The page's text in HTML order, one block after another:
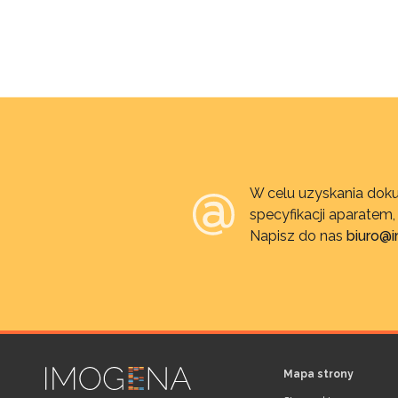
W celu uzyskania
specyfikacji
Napisz do nas
Mapa strony